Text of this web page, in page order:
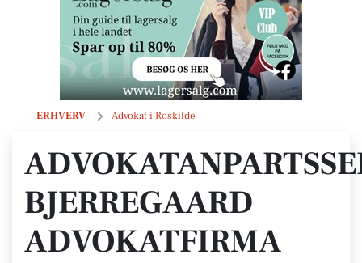
ERHVERV Advokat i Roskilde
Advokatanpartsselskabet Bjerregaard Advokatfirma
BJERREGAARD
ADVOKATFIRMA